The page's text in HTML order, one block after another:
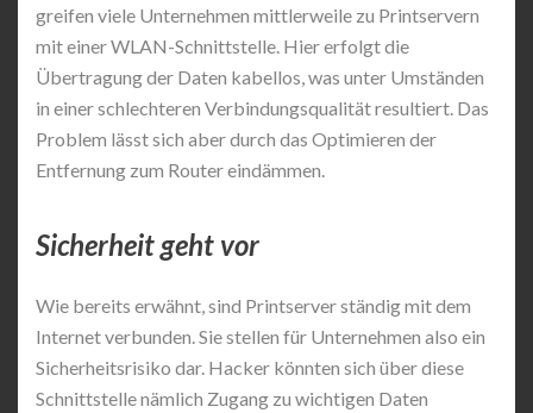
greifen viele Unternehmen mittlerweile zu Printservern
mit einer WLAN-Schnittstelle. Hier erfolgt die
Übertragung der Daten kabellos, was unter Umständen
in einer schlechteren Verbindungsqualität resultiert. Das
Problem lässt sich aber durch das Optimieren der
Entfernung zum Router eindämmen.
Sicherheit geht vor
Wie bereits erwähnt, sind Printserver ständig mit dem
Internet verbunden. Sie stellen für Unternehmen also ein
Sicherheitsrisiko dar. Hacker könnten sich über diese
Schnittstelle nämlich Zugang zu wichtigen Daten